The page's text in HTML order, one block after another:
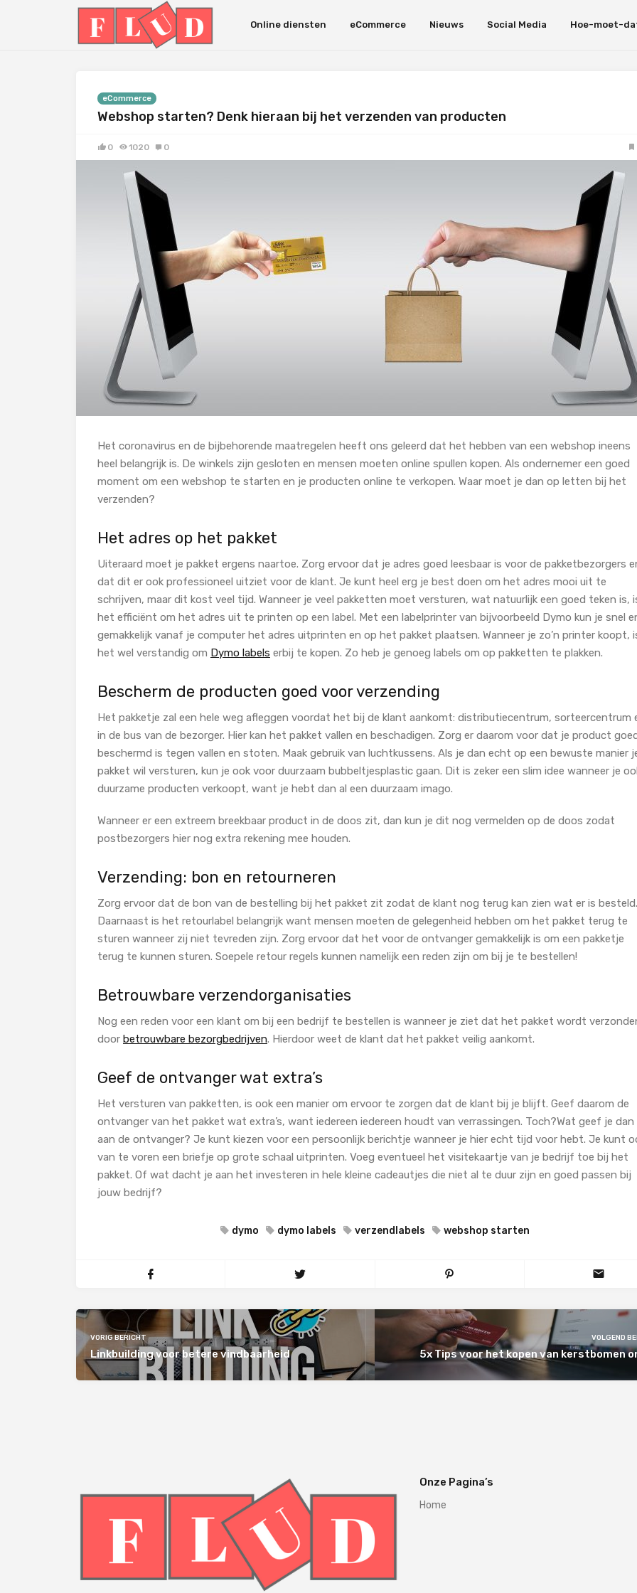
Online diensten eCommerce Nieuws Social Media Hoe-moet-
eCommerce
Webshop starten? Denk hieraan bij het verzenden van producten
0 1020 0
Het coronavirus en de bijbehorende maatregelen heeft ons geleerd dat het hebben van een webshop ineens
heel belangrijk is. De winkels zijn gesloten en mensen moeten online spullen kopen. Als ondernemer een goed
moment om een webshop te starten en je producten online te verkopen. Waar moet je dan op letten bij het
verzenden?
Het adres op het pakket
Uiteraard moet je pakket ergens naartoe. Zorg ervoor dat je adres goed leesbaar is voor de pakketbezorgers
dat dit er ook professioneel uitziet voor de klant. Je kunt heel erg je best doen om het adres mooi uit te
schrijven, maar dit kost veel tijd. Wanneer je veel pakketten moet versturen, wat natuurlijk een goed teken is,
het efficiënt om het adres uit te printen op een label. Met een labelprinter van bijvoorbeeld Dymo kun je snel
gemakkelijk vanaf je computer het adres uitprinten en op het pakket plaatsen. Wanneer je zo’n printer koopt,
het wel verstandig om Dymo labels erbij te kopen. Zo heb je genoeg labels om op pakketten te plakken.
Bescherm de producten goed voor verzending
Het pakketje zal een hele weg afleggen voordat het bij de klant aankomt: distributiecentrum, sorteercentrum
in de bus van de bezorger. Hier kan het pakket vallen en beschadigen. Zorg er daarom voor dat je product
beschermd is tegen vallen en stoten. Maak gebruik van luchtkussens. Als je dan echt op een bewuste manier
pakket wil versturen, kun je ook voor duurzaam bubbeltjesplastic gaan. Dit is zeker een slim idee wanneer je
duurzame producten verkoopt, want je hebt dan al een duurzaam imago.
Wanneer er een extreem breekbaar product in de doos zit, dan kun je dit nog vermelden op de doos zodat
postbezorgers hier nog extra rekening mee houden.
Verzending: bon en retourneren
Zorg ervoor dat de bon van de bestelling bij het pakket zit zodat de klant nog terug kan zien wat er is besteld.
Daarnaast is het retourlabel belangrijk want mensen moeten de gelegenheid hebben om het pakket terug te
sturen wanneer zij niet tevreden zijn. Zorg ervoor dat het voor de ontvanger gemakkelijk is om een pakketje
terug te kunnen sturen. Soepele retour regels kunnen namelijk een reden zijn om bij je te bestellen!
Betrouwbare verzendorganisaties
Nog een reden voor een klant om bij een bedrijf te bestellen is wanneer je ziet dat het pakket wordt
door betrouwbare bezorgbedrijven. Hierdoor weet de klant dat het pakket veilig aankomt.
Geef de ontvanger wat extra’s
Het versturen van pakketten, is ook een manier om ervoor te zorgen dat de klant bij je blijft. Geef daarom de
ontvanger van het pakket wat extra’s, want iedereen iedereen houdt van verrassingen. Toch?Wat geef je dan
aan de ontvanger? Je kunt kiezen voor een persoonlijk berichtje wanneer je hier echt tijd voor hebt. Je kunt
van te voren een briefje op grote schaal uitprinten. Voeg eventueel het visitekaartje van je bedrijf toe bij het
pakket. Of wat dacht je aan het investeren in hele kleine cadeautjes die niet al te duur zijn en goed passen bij
jouw bedrijf?
dymo dymo labels verzendlabels webshop starten
VORIG BERICHT
Linkbuilding voor betere vindbaarheid
VOLGEND
5x Tips voor het kopen van kerstbomen
Onze Pagina’s
Home